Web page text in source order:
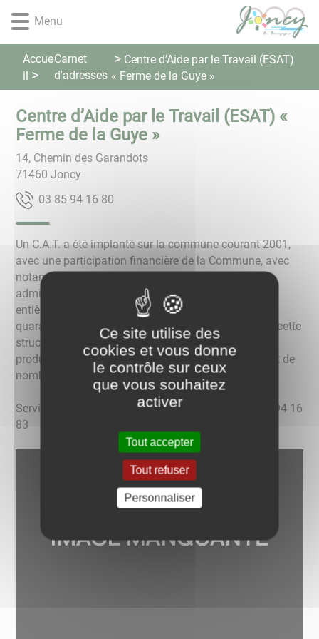
d'accès
rapide
menu
d'accès
rapide
contenu
principal
d'accès
rapide
recherche
d'accès
rapide
de
page
Menu
Accue
il
Carnet
d'adresses
Centre d’Aide par le Travail (ESAT)
« Ferme de la Guye »
Centre d’Aide par le Travail (ESAT) «
Ferme de la Guye »
14, Chemin des Garandots
71460 Joncy
08 61 49 58 30
Un C.A.T. a été implanté sur la commune courant 2001,
avec une participation financière de la Commune, avec
notamment une ferme et des ateliers, un bâtiment
administratif et un foyer d’hébergement construit
entièrement par la commune. Actuellement, une
quarantaine de travailleurs handicapés évolue dans cette
structure. Ce C.A.T. vous propose notamment des
produits biologiques de leur fabrication et également de
nombreuses prestations en espaces verts.
Service d’Accompagnement à la Vie Sociale : 03 85 94 16
83
Ce site utilise des
cookies et vous donne
le contrôle sur ceux
que vous souhaitez
activer
Tout accepter
Tout refuser
Personnaliser